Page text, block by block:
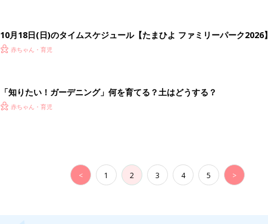
10月18日(日)のタイムスケジュール【たまひよ ファミリーパーク2026】
赤ちゃん・育児
「知りたい！ガーデニング」何を育てる？土はどうする？
赤ちゃん・育児
< 1 2 3 4 5 >